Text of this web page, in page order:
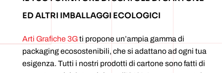
ED ALTRI IMBALLAGGI ECOLOGICI
Arti Grafiche 3Gti propone un’ampia gamma di
packaging ecosostenibili, che si adattano ad ogni tua
esigenza. Tutti i nostri prodotti di cartone sono fatti di